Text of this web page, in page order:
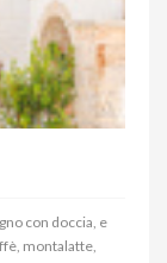
con doccia, e
montalatte,